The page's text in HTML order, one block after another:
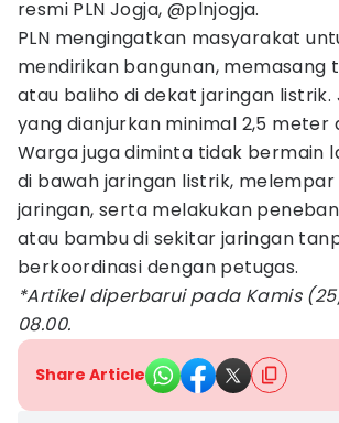
resmi PLN Jogja, @plnjogja.
PLN mengingatkan masyarakat
mendirikan bangunan, memasang
atau baliho di dekat jaringan listrik.
yang dianjurkan minimal 2,5 meter
Warga juga diminta tidak bermain
di bawah jaringan listrik,
jaringan, serta melakukan
atau bambu di sekitar jaringan
berkoordinasi dengan petugas.
*Artikel diperbarui pada Kamis
08.00.
Share Article